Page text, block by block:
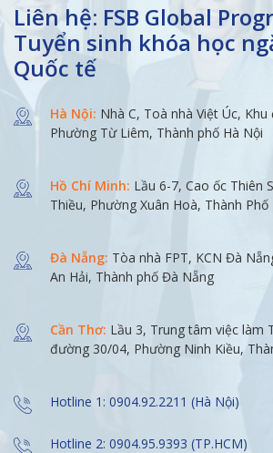
Liên hệ: FSB Global
Tuyển sinh khóa học
Quốc tế
Hà Nội: Nhà C, Toà nhà Việt Úc,
Phường Từ Liêm, Thành phố Hà Nội
Hồ Chí Minh: Lầu 6-7, Cao ốc Thiên
Thiều, Phường Xuân Hoà, Thành Phố
Đà Nẵng: Tòa nhà FPT, KCN Đà
An Hải, Thành phố Đà Nẵng
Cần Thơ: Lầu 3, Trung tâm việc làm
đường 30/04, Phường Ninh Kiều,
Hotline 1: 0904.92.2211 (Hà Nội)
Hotline 2: 0904.95.9393 (TP.HCM)